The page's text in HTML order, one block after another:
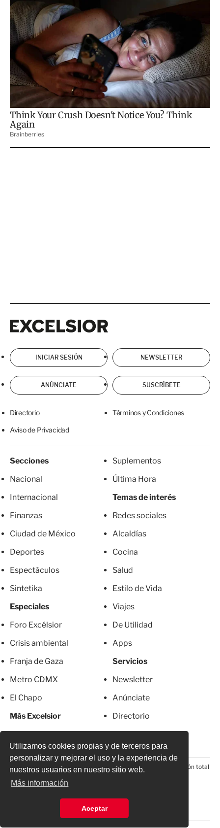
Utilizamos cookies propias y de terceros para
personalizar y mejorar el uso y la experiencia de
nuestros usuarios en nuestro sitio web.
Más información
Aceptar
INICIAR SESIÓN NEWSLETTER
ANÚNCIATE SUSCRÍBETE
Directorio Términos y Condiciones
Aviso de Privacidad
Secciones
Nacional
Internacional
Finanzas
Ciudad de México
Deportes
Espectáculos
Sintetika
Especiales
Foro Excélsior
Crisis ambiental
Franja de Gaza
Metro CDMX
El Chapo
Más Excelsior
Suplementos
Última Hora
Temas de interés
Redes sociales
Alcaldías
Cocina
Salud
Estilo de Vida
Viajes
De Utilidad
Apps
Servicios
Newsletter
Anúnciate
Directorio
© 2026 Todos los derechos reservados. Prohibida la reproducción total
o parcial, incluyendo cualquier medio electrónico*